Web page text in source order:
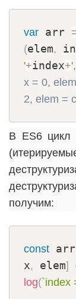
var arr
(elem,
'+index+
x = 0,
2, elem = c
В ES6 цикл
получим:
const arr
x, elem]
log(`index